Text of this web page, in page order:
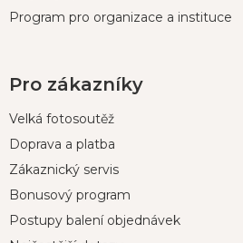
Program pro organizace a instituce
Pro zákazníky
Velká fotosoutěž
Doprava a platba
Zákaznický servis
Bonusový program
Postupy balení objednávek